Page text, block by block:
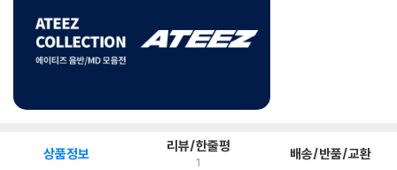
상품정보 리뷰/한줄평
1 배송/반품/교환